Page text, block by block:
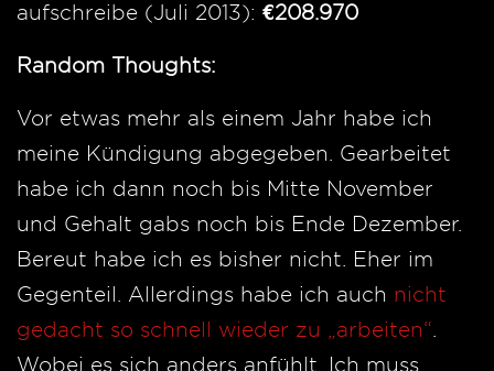
aufschreibe (Juli 2013): €208.970
Random Thoughts:
Vor etwas mehr als einem Jahr habe ich
meine Kündigung abgegeben. Gearbeitet
habe ich dann noch bis Mitte November
und Gehalt gabs noch bis Ende Dezember.
Bereut habe ich es bisher nicht. Eher im
Gegenteil. Allerdings habe ich auch nicht
gedacht so schnell wieder zu „arbeiten“
Wobei es sich anders anfühlt. Ich muss